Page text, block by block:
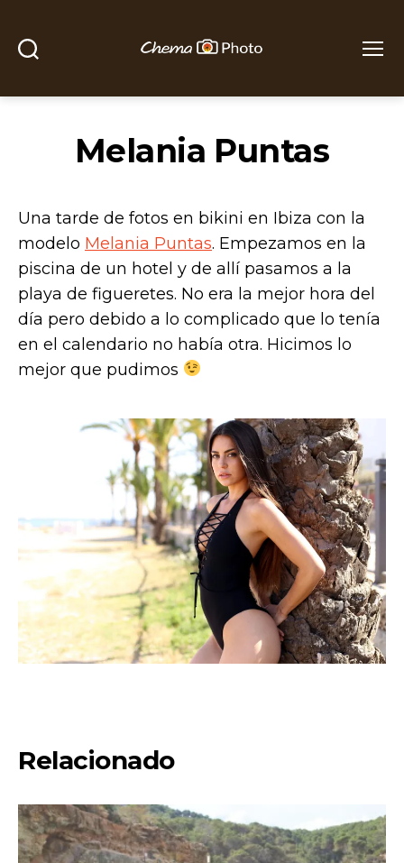
Photo
Melania Puntas
Una tarde de fotos en bikini en Ibiza con la
modelo Melania Puntas. Empezamos en la
piscina de un hotel y de allí pasamos a la
playa de figueretes. No era la mejor hora del
día pero debido a lo complicado que lo tenía
en el calendario no había otra. Hicimos lo
mejor que pudimos
Relacionado